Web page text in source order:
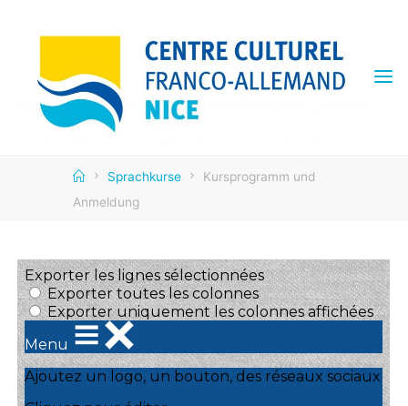
CENTRE
CULTUREL
FRANCO
HomeSprachkurse
Kursprogramm und
Anmeldung